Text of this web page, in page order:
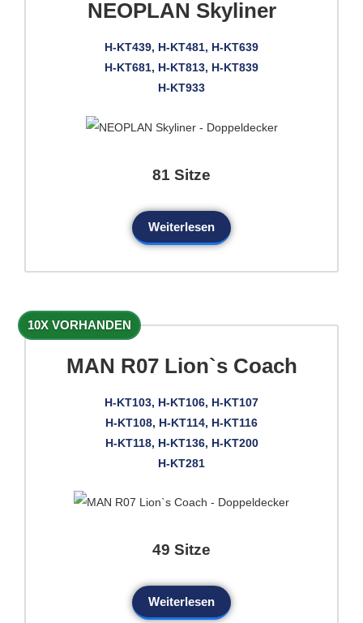
NEOPLAN Skyliner
H-KT439, H-KT481, H-KT639
H-KT681, H-KT813, H-KT839
H-KT933
81 Sitze
Weiterlesen
10X VORHANDEN
MAN R07 Lion`s Coach
H-KT103, H-KT106, H-KT107
H-KT108, H-KT114, H-KT116
H-KT118, H-KT136, H-KT200
H-KT281
49 Sitze
Weiterlesen